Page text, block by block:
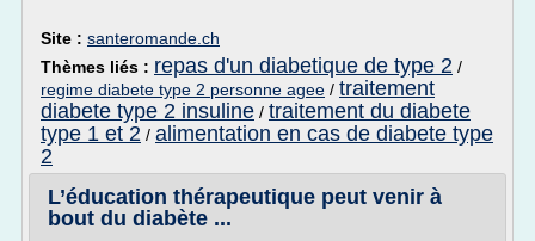
Site : santeromande.ch
Thèmes liés : repas d'un diabetique de type 2 /
regime diabete type 2 personne agee / traitement
diabete type 2 insuline / traitement du diabete
type 1 et 2 / alimentation en cas de diabete type
2
L’éducation thérapeutique peut venir à
bout du diabète ...